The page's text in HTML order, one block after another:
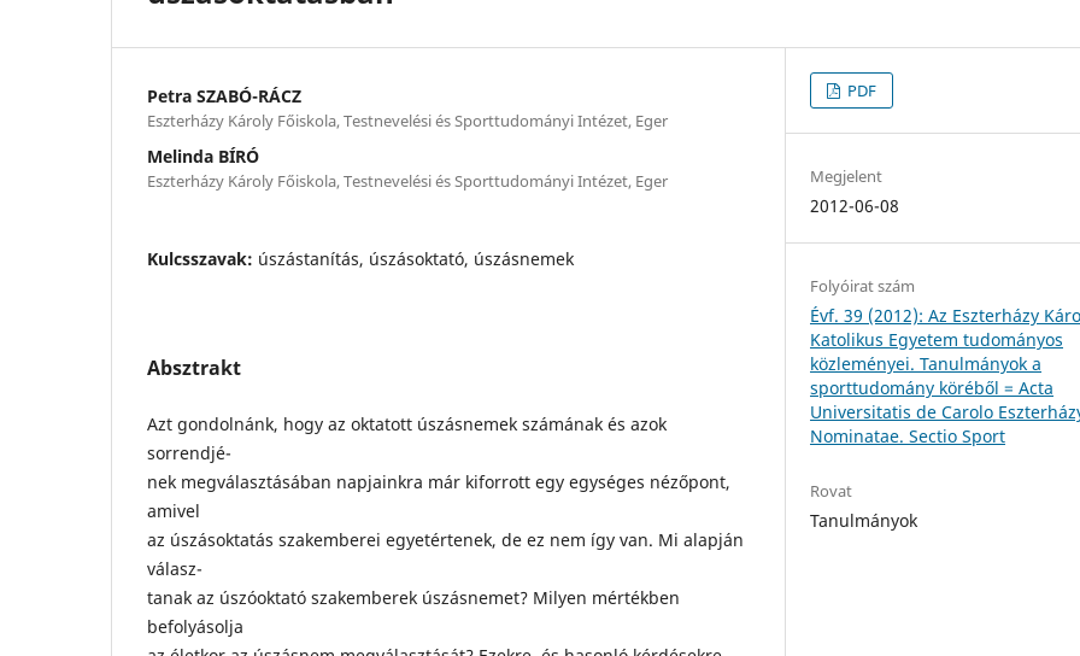
Petra SZABÓ-RÁCZ
Eszterházy Károly Főiskola, Testnevelési és Sporttudományi Intézet, Eger
Melinda BÍRÓ
Eszterházy Károly Főiskola, Testnevelési és Sporttudományi Intézet, Eger
Kulcsszavak: úszástanítás, úszásoktató, úszásnemek
Absztrakt
Azt gondolnánk, hogy az oktatott úszásnemek számának és azok
sorrendjé-
nek megválasztásában napjainkra már kiforrott egy egységes nézőpont,
amivel
az úszásoktatás szakemberei egyetértenek, de ez nem így van. Mi alapján
válasz-
tanak az úszóoktató szakemberek úszásnemet? Milyen mértékben
befolyásolja
PDF
Megjelent
2012-06-08
Folyóirat szám
Évf. 39 (2012): Az Eszterházy
Katolikus Egyetem tudományos
közleményei. Tanulmányok a
sporttudomány köréből = Acta
Universitatis de Carolo
Nominatae. Sectio Sport
Rovat
Tanulmányok